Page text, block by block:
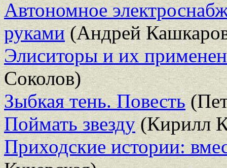
Автономное
руками(Андрей
Элиситоры и их
Соколов)
Зыбкая тень. Повесть
Поймать звезду(Кирилл
Приходские истории: